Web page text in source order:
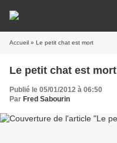
Accueil » Le petit chat est mort
Le petit chat est mort
Publié le 05/01/2012 à 06:50
Par Fred Sabourin